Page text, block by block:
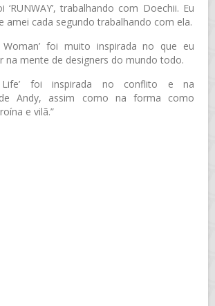
trabalhando com Doechii. Eu
amei cada segundo trabalhando com ela.
Woman’ foi muito inspirada no que eu
na mente de designers do mundo todo.
Life’ foi inspirada no conflito e na
de Andy, assim como na forma como
e vilã.”